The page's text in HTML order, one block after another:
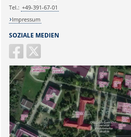
SOZIALE MEDIEN
Tel.: +49-391-67-01
Impressum